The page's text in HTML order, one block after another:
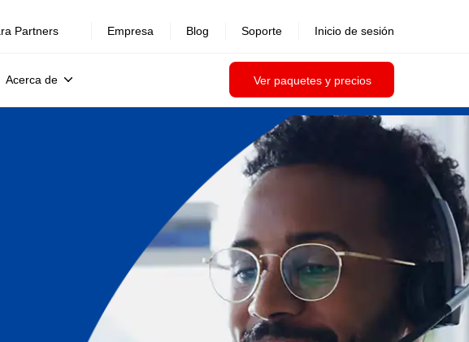
Acerca de Ver paquetes y precios
Partners Empresa Blog Soporte Inicio de sesión